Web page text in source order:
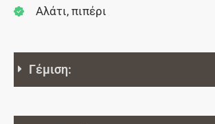
Αλάτι, πιπέρι
Γέμιση: